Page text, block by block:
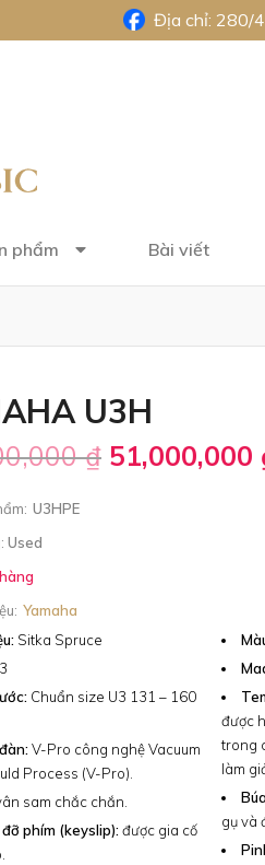
Địa chỉ: 280/
phẩm Bài viết
U3H
₫ 51,000,000
U3HPE
Used
Yamaha
Sitka Spruce
3
Chuẩn size U3 131 – 160
V-Pro công nghệ Vacuum
Process (V-Pro).
sam chắc chắn.
phím (keyslip): được gia cố
được
trong
làm
gụ và